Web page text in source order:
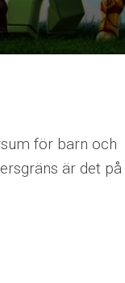
för barn och
är det på